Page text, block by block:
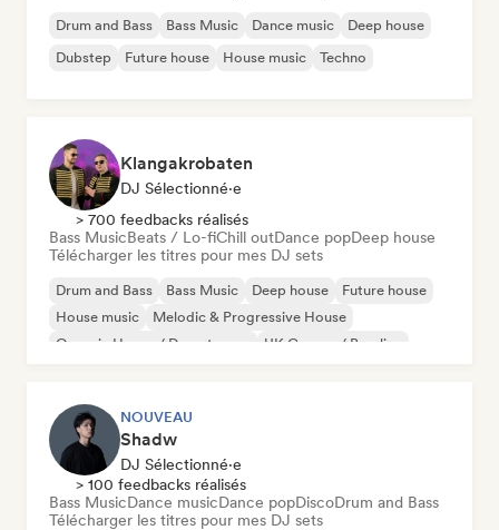
Drum and Bass Bass Music Dance music
Deep house
Dubstep
Future house House music Techno
Klangakrobaten
DJ Sélectionné·e
> 700 feedbacks réalisés
Bass MusicBeats / Lo-fiChill outDance popDeep house
Télécharger les titres pour mes DJ sets
Drum and Bass Bass Music Deep house
Future house
House music
Melodic & Progressive House
Organic House / Downtempo
UK Garage / Bassline
NOUVEAU
Shadw
DJ Sélectionné·e
> 100 feedbacks réalisés
Bass MusicDance musicDance popDiscoDrum and Bass
Télécharger les titres pour mes DJ sets